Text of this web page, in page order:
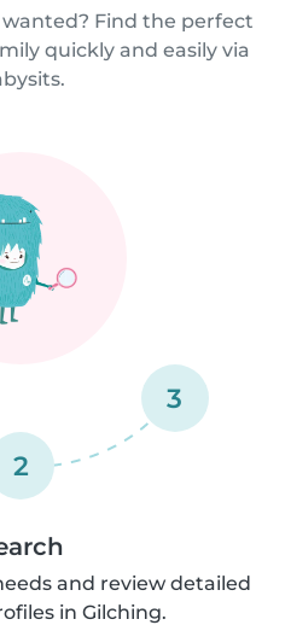
Find the perfect
quickly and easily via
2
3
and review detailed
in Gilching.